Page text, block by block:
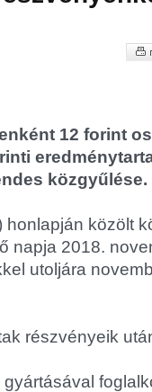
12 forint
közgyűlése.
közölt
napja 2018.
utoljára
részvényeik